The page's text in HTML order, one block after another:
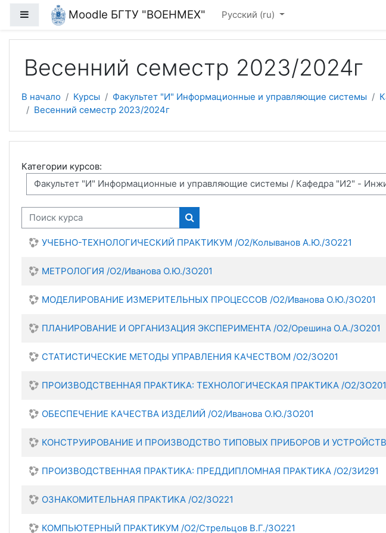
Перейти к основному содержанию
Боковая панельMoodle БГТУ "ВОЕНМЕХ" Русский ‎(ru)‎
Весенний семестр 2023/2024г
В начало Курсы Факультет "И" Информационные и управляющие системы
Весенний семестр 2023/2024г
Категории курсов:
Поиск курса
Поиск курса
УЧЕБНО-ТЕХНОЛОГИЧЕСКИЙ ПРАКТИКУМ /О2/Колыванов А.Ю./ЗО221
МЕТРОЛОГИЯ /О2/Иванова О.Ю./ЗО201
МОДЕЛИРОВАНИЕ ИЗМЕРИТЕЛЬНЫХ ПРОЦЕССОВ /О2/Иванова О.Ю./ЗО201
ПЛАНИРОВАНИЕ И ОРГАНИЗАЦИЯ ЭКСПЕРИМЕНТА /О2/Орешина О.А./ЗО201
СТАТИСТИЧЕСКИЕ МЕТОДЫ УПРАВЛЕНИЯ КАЧЕСТВОМ /О2/ЗО201
ПРОИЗВОДСТВЕННАЯ ПРАКТИКА: ТЕХНОЛОГИЧЕСКАЯ ПРАКТИКА /О2/ЗО201
ОБЕСПЕЧЕНИЕ КАЧЕСТВА ИЗДЕЛИЙ /О2/Иванова О.Ю./ЗО201
КОНСТРУИРОВАНИЕ И ПРОИЗВОДСТВО ТИПОВЫХ ПРИБОРОВ И УСТРОЙСТВ /
ПРОИЗВОДСТВЕННАЯ ПРАКТИКА: ПРЕДДИПЛОМНАЯ ПРАКТИКА /О2/ЗИ291
ОЗНАКОМИТЕЛЬНАЯ ПРАКТИКА /О2/ЗО221
КОМПЬЮТЕРНЫЙ ПРАКТИКУМ /О2/Стрельцов В.Г./ЗО221